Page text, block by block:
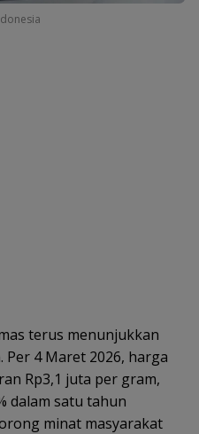
terus menunjukkan
4 Maret 2026, harga
Rp3,1 juta per gram,
dalam satu tahun
minat masyarakat